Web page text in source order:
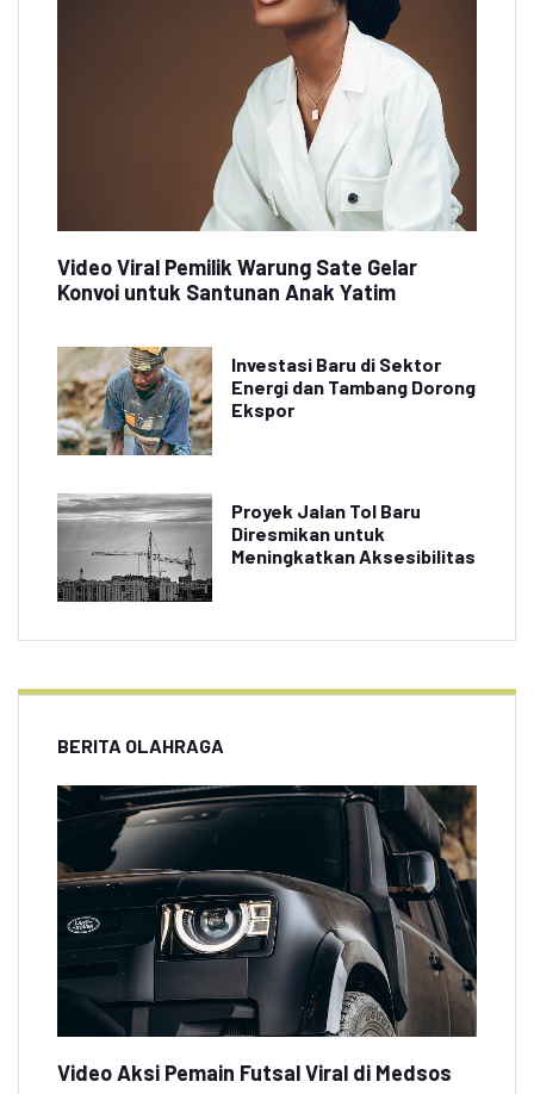
Video Viral Pemilik Warung Sate Gelar
Konvoi untuk Santunan Anak Yatim
Investasi Baru di Sektor
Energi dan Tambang Dorong
Ekspor
Proyek Jalan Tol Baru
Diresmikan untuk
Meningkatkan Aksesibilitas
BERITA OLAHRAGA
Video Aksi Pemain Futsal Viral di Medsos